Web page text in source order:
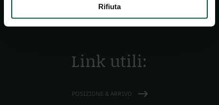
Rifiuta
INSTAGRAM
Link utili:
POSIZIONE & ARRIVO